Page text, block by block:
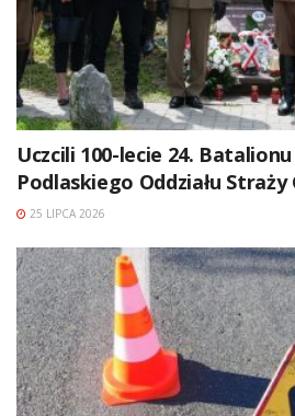
Uczcili 100-lecie 24.
Podlaskiego Oddziału Straży
25 LIPCA 2026